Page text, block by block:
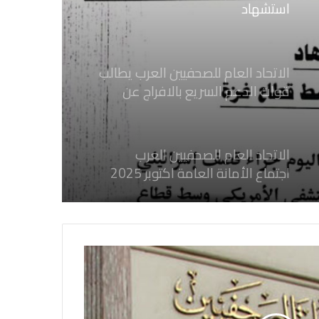
الاتحاد العام للصحفيين العرب يطالب
قوات الدعم السريع بالافراج عن
الصحفيين السودانيين المعتقلين لديها
فوراً
الاتحاد العام للصحفيين العرب
اجتماع الأمانة العامة اكتوبر 2025
الاتحاد العام للصحفيين العرب يدين
بكل قوة جرائم الاحتلال الصهيوني فى
صحفيين فلسطينيين
الاتحاد العام للصحفيين العرب يدين
بكل قوة جريمة إغتيال الاحتلال
الصهيوني للصحفيين الفسطينيين فى